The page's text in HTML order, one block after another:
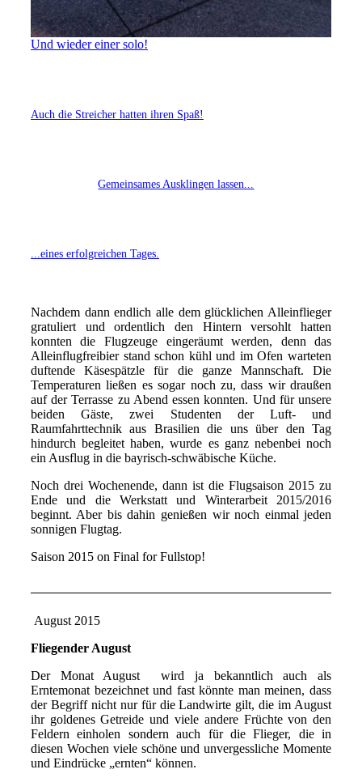
Und wieder einer solo!
Auch die Streicher hatten ihren Spaß!
Gemeinsames Ausklingen lassen...
...eines erfolgreichen Tages.
Nachdem dann endlich alle dem glücklichen Alleinflieger
gratuliert und ordentlich den Hintern versohlt hatten
konnten die Flugzeuge eingeräumt werden, denn das
Alleinflugfreibier stand schon kühl und im Ofen warteten
duftende Käsespätzle für die ganze Mannschaft. Die
Temperaturen ließen es sogar noch zu, dass wir draußen
auf der Terrasse zu Abend essen konnten. Und für unsere
beiden Gäste, zwei Studenten der Luft- und
Raumfahrttechnik aus Brasilien die uns über den Tag
hindurch begleitet haben, wurde es ganz nebenbeinoch
ein Ausflug in die bayrisch-schwäbische Küche.
Noch drei Wochenende, dann ist die Flugsaison 2015 zu
Ende und die Werkstatt und Winterarbeit 2015/2016
beginnt. Aber bis dahin genießen wir noch einmal jeden
sonnigen Flugtag.
Saison 2015 on Final for Fullstop!
August 2015
Fliegender August
Der Monat August wird ja bekanntlich auch als
Erntemonat bezeichnet und fast könnte man meinen, dass
der Begriff nicht nur für die Landwirte gilt, die im August
ihr goldenes Getreide und viele andere Früchte von den
Feldern einholen sondern auch für die Flieger, die in
diesen Wochen viele schöne und unvergessliche Momente
und Eindrücke „ernten“ können.